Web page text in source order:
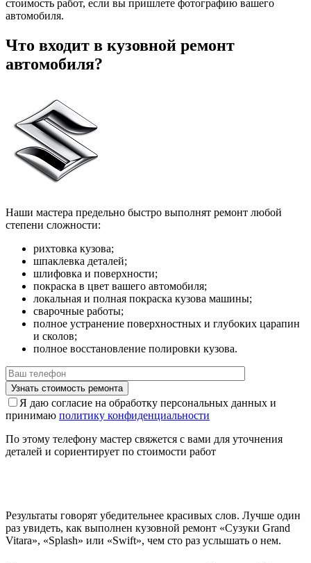
стоимость работ, если вы пришлете фотографию вашего
автомобиля.
Что входит в кузовной ремонт
автомобиля?
Наши мастера предельно быстро выполнят ремонт любой
степени сложности:
рихтовка кузова;
шпаклевка деталей;
шлифовка и поверхности;
покраска в цвет вашего автомобиля;
локальная и полная покраска кузова машины;
сварочные работы;
полное устранение поверхностных и глубоких царапин
и сколов;
полное восстановление полировки кузова.
Я даю согласие на обработку персональных данных и
принимаю политику конфиденциальности
По этому телефону мастер свяжется с вами для уточнения
деталей и сориентирует по стоимости работ
Результаты говорят убедительнее красивых слов. Лучше один
раз увидеть, как выполнен кузовной ремонт «Сузуки Grand
Vitara», «Splash» или «Swift», чем сто раз услышать о нем.